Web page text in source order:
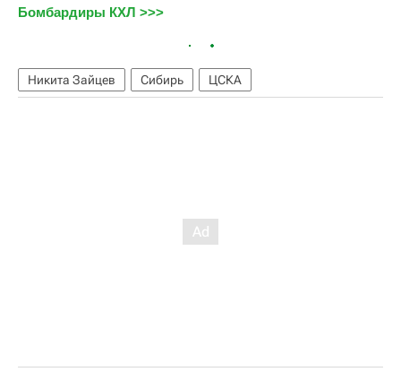
Бомбардиры КХЛ >>>
Никита Зайцев Сибирь ЦСКА